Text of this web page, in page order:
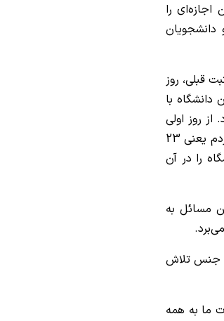
را
دانشجویان
قبلی، روز
دانشگاه با
روز اولی
که بنده افتخار خدمت در دانشگاه آزاد اسلامی در سمت کنونی را پیدا کردم یعنی 23
را در آن
مسائل به
جنس تلاش
ما به همه